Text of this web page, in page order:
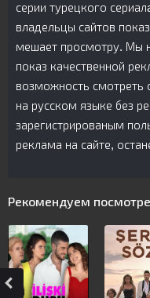
серии турецкого
владельцы сайтов
мешает просмотру. Мы
показ качественной
возможность смотреть
на русском языке без
зарегистрированым
реклама на сайте,
Рекомендуем